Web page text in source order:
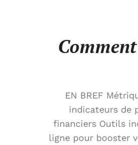
EN BREF
indicateurs de
financiers Outils
ligne pour booster